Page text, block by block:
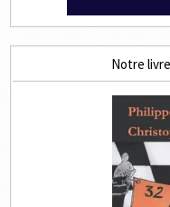
Notre